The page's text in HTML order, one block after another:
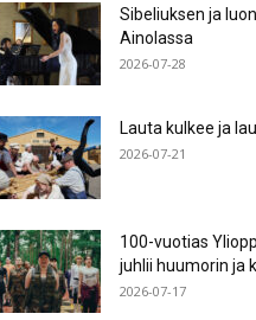
Sibeliuksen ja
Ainolassa
2026-07-28
Lauta kulkee ja
2026-07-21
100-vuotias
juhlii huumorin ja
2026-07-17